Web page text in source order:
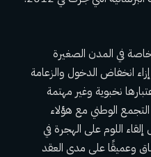
في المدن الصغيرة
انخفاض الدخول والزعامة
نخبوية وغير مهتمة
الوطني مع هؤلاء
اللوم على الهجرة في
وعميقًا على مدى العقد